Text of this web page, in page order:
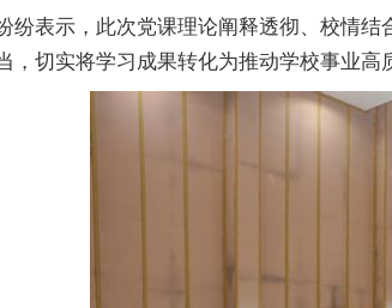
纷表示，此次党课理论阐释透彻、校情
，切实将学习成果转化为推动学校事业